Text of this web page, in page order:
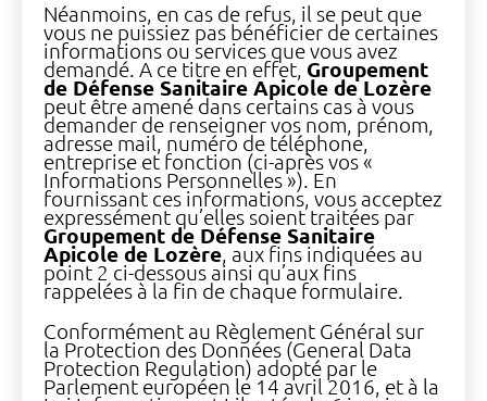
Néanmoins, en cas de refus, il se peut que
vous ne puissiez pas bénéficier de certaines
informations ou services que vous avez
demandé. A ce titre en effet, Groupement
de Défense Sanitaire Apicole de Lozère
peut être amené dans certains cas à vous
demander de renseigner vos nom, prénom,
adresse mail, numéro de téléphone,
entreprise et fonction (ci-après vos «
Informations Personnelles »). En
fournissant ces informations, vous acceptez
expressément qu’elles soient traitées par
Groupement de Défense Sanitaire
Apicole de Lozère, aux fins indiquées au
point 2 ci-dessous ainsi qu’aux fins
rappelées à la fin de chaque formulaire.
Conformément au Règlement Général sur
la Protection des Données (General Data
Protection Regulation) adopté par le
Parlement européen le 14 avril 2016, et à la